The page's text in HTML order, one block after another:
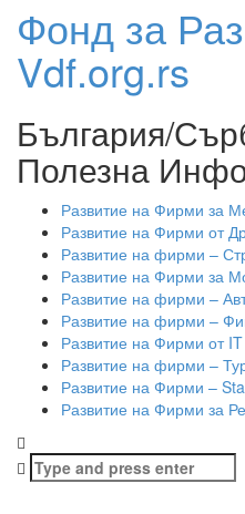
Фонд за
Vdf.org.rs
България/
Полезна
Развитие на Фирми за
Развитие на Фирми от
Развитие на фирми –
Развитие на Фирми за
Развитие на фирми –
Развитие на фирми –
Развитие на Фирми от IT
Развитие на фирми –
Развитие на Фирми –
Развитие на Фирми за
Search
for: